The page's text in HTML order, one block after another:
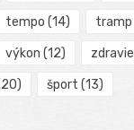
tempo (14) tramp
výkon (12) zdravie
šport (13)